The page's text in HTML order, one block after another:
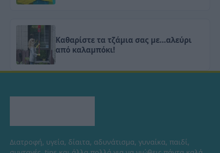
Καθαρίστε τα τζάμια σας με…αλεύρι
από καλαμπόκι!
Διατροφή, υγεία, δίαιτα, αδυνάτισμα, γυναίκα, παιδί,